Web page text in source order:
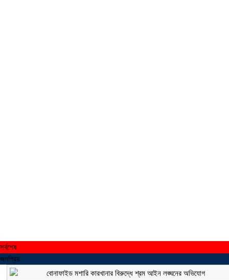
সর্বশেষ
জনপ্রিয়